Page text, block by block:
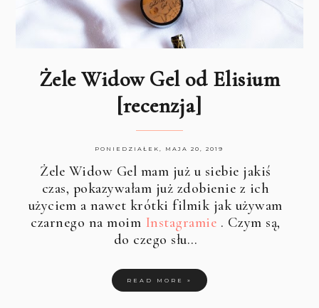
Żele Widow Gel od Elisium
[recenzja]
PONIEDZIAŁEK, MAJA 20, 2019
Żele Widow Gel mam już u siebie jakiś
czas, pokazywałam już zdobienie z ich
użyciem a nawet krótki filmik jak używam
czarnego na moim Instagramie . Czym są,
do czego słu…
READ MORE »